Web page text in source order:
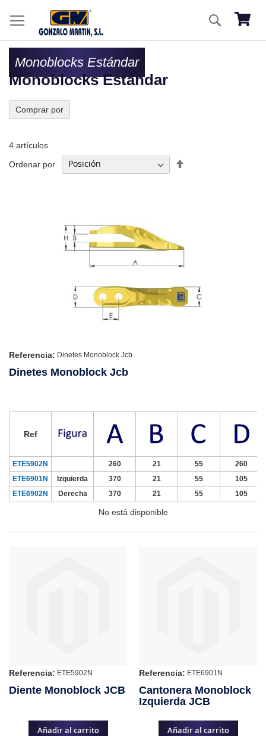
Mi
Buscar
Monoblocks Estándar
Monoblocks Estándar
4 artículos
Ordenar por
Referencia: Dinetes Monoblock Jcb
Dinetes Monoblock Jcb
Ref
ETE5902N 260 21 55
260
ETE6901N
Izquierda 370 21 55
105
ETE6902N
Derecha 370 21 55 105
No está disponible
Referencia: ETE5902N
Diente Monoblock JCB
Añadir al carrito
Referencia: ETE6901N
Cantonera Monoblock
Izquierda JCB
Añadir al carrito
Comprar por